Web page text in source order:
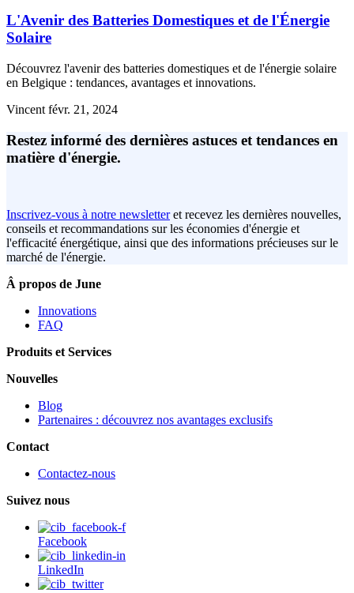
L'Avenir des Batteries Domestiques et de l'Énergie
Solaire
Découvrez l'avenir des batteries domestiques et de l'énergie solaire
en Belgique : tendances, avantages et innovations.
Vincent févr. 21, 2024
Restez informé des dernières astuces et tendances en
matière d'énergie.
Inscrivez-vous à notre newsletteret recevez les dernières nouvelles,
conseils et recommandations sur les économies d'énergie et
l'efficacité énergétique, ainsi que des informations précieuses sur le
marché de l'énergie.
Â propos de June
Innovations
FAQ
Produits et Services
Nouvelles
Blog
Partenaires : découvrez nos avantages exclusifs
Contact
Contactez-nous
Suivez nous
Facebook
LinkedIn